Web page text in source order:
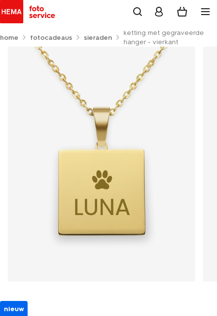
home fotocadeaus sieraden
ketting met gegraveerde
hanger - vierkant
nieuw